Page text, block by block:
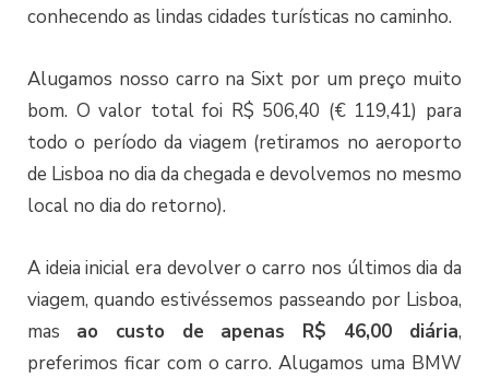
conhecendo as lindas cidades turísticas no caminho.
Alugamos nosso carro na Sixt por um preço muito
bom. O valor total foi R$ 506,40 (€ 119,41) para
todo o período da viagem (retiramos no aeroporto
de Lisboa no dia da chegada e devolvemos no mesmo
local no dia do retorno).
A ideia inicial era devolver o carro nos últimos dia da
viagem, quando estivéssemos passeando por Lisboa,
mas ao custo de apenas R$ 46,00 diária,
preferimos ficar com o carro. Alugamos uma BMW